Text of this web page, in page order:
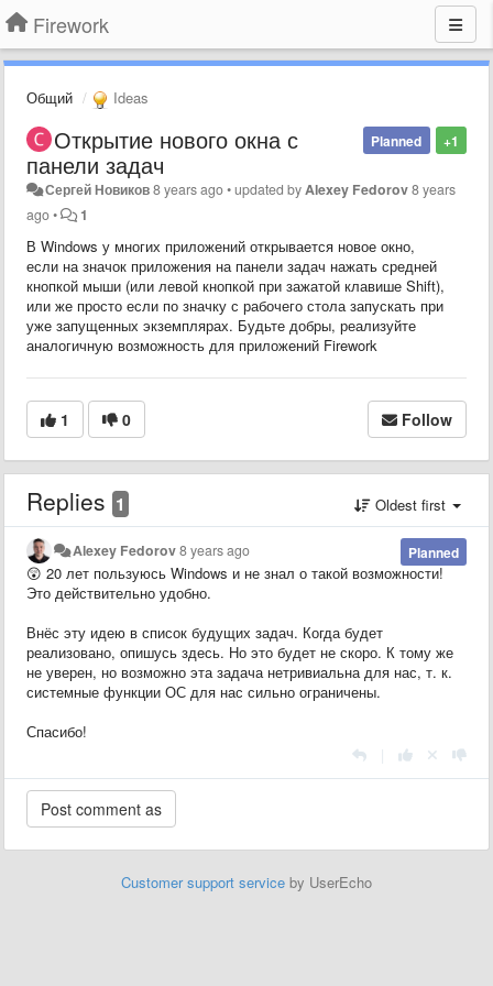
Firework
Общий Ideas
+1
Planned
Открытие нового окна с
панели задач
Сергей Новиков8 years ago•updated by Alexey Fedorov8 years
ago• 1
В Windows у многих приложений открывается новое окно,
если на значок приложения на панели задач нажать средней
кнопкой мыши (или левой кнопкой при зажатой клавише Shift),
или же просто если по значку с рабочего стола запускать при
уже запущенных экземплярах. Будьте добры, реализуйте
аналогичную возможность для приложений Firework
1 0 Follow
Replies 1 Oldest first
Planned
Alexey Fedorov8 years ago
😲 20 лет пользуюсь Windows и не знал о такой возможности!
Это действительно удобно.
Внёс эту идею в список будущих задач. Когда будет
реализовано, опишусь здесь. Но это будет не скоро. К тому же
не уверен, но возможно эта задача нетривиальна для нас, т. к.
системные функции ОС для нас сильно ограничены.
Спасибо!
Customer support service by UserEcho